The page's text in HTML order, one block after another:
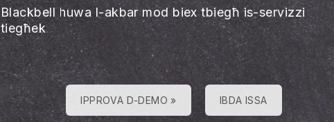
Blackbell huwa l-akbar mod biex tbiegħ is-servizzi
tiegħek
IPPROVA D-DEMO » IBDA ISSA